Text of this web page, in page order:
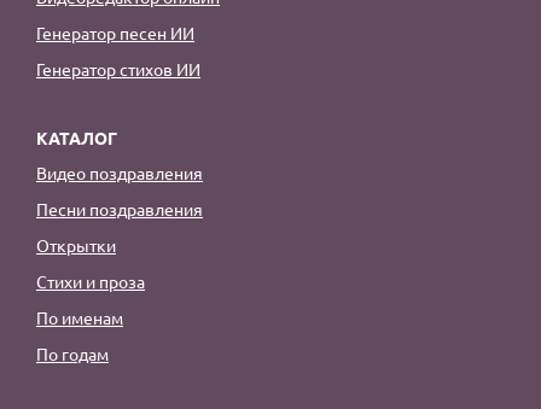
Генератор песен ИИ
Генератор стихов ИИ
КАТАЛОГ
Видео поздравления
Песни поздравления
Открытки
Стихи и проза
По именам
По годам